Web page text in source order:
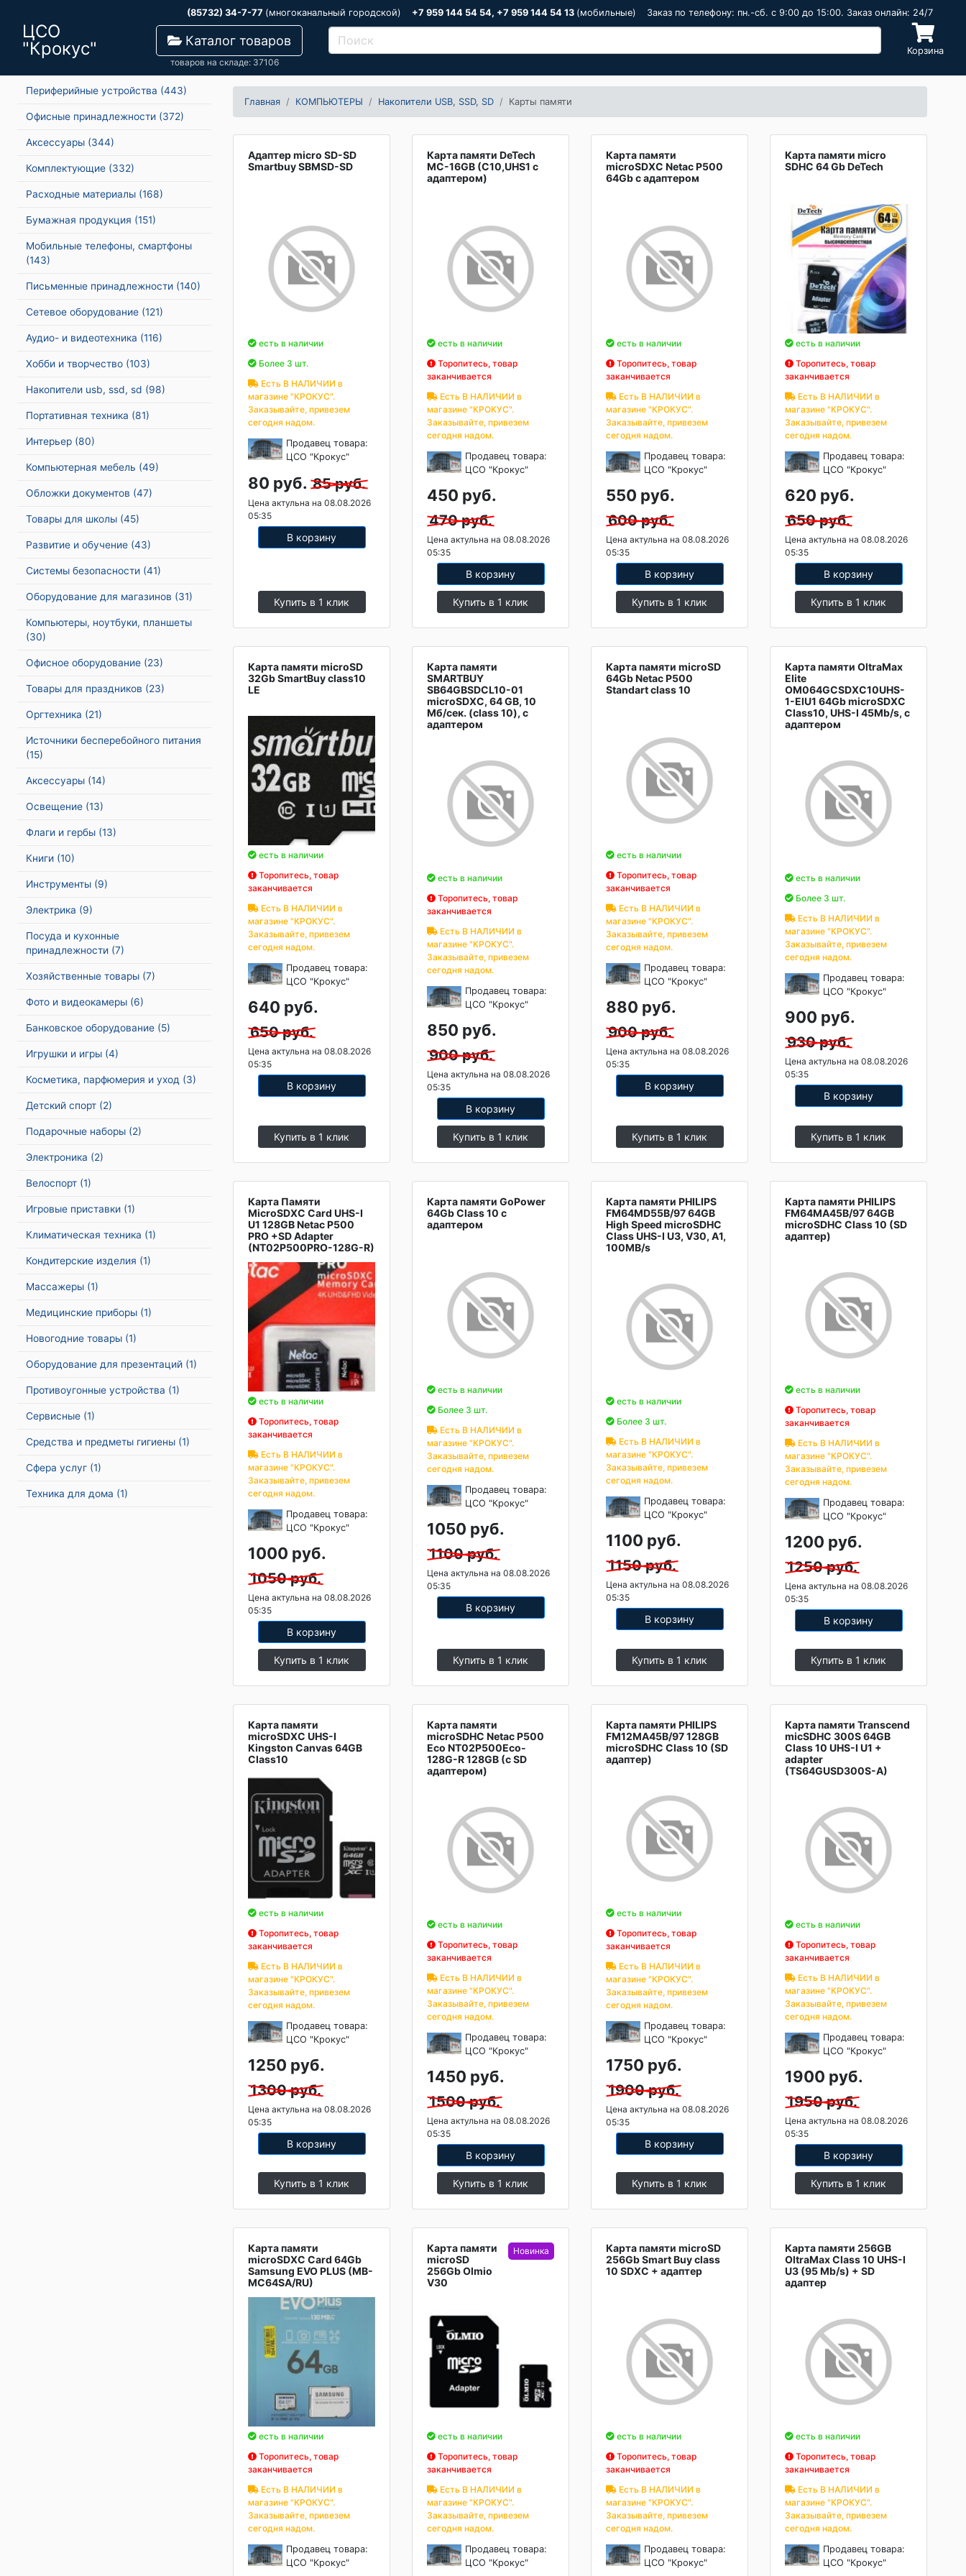
(85732) 34-7-77 (многоканальный городской) +7 959 144 54 54, +7 959 144 54 13 (мобильные) Заказ по телефону: пн.-сб. c 9:00 до 15:00. Заказ онлайн: 24/7
ЦСО
"Крокус"
Каталог товаров
товаров на складе: 37106
Корзина
Периферийные устройства (443)
Офисные принадлежности (372)
Аксессуары (344)
Комплектующие (332)
Расходные материалы (168)
Бумажная продукция (151)
Мобильные телефоны, смартфоны
(143)
Письменные принадлежности (140)
Сетевое оборудование (121)
Аудио- и видеотехника (116)
Хобби и творчество (103)
Накопители usb, ssd, sd (98)
Портативная техника (81)
Интерьер (80)
Компьютерная мебель (49)
Обложки документов (47)
Товары для школы (45)
Развитие и обучение (43)
Системы безопасности (41)
Оборудование для магазинов (31)
Компьютеры, ноутбуки, планшеты
(30)
Офисное оборудование (23)
Товары для праздников (23)
Оргтехника (21)
Источники бесперебойного питания
(15)
Аксессуары (14)
Освещение (13)
Флаги и гербы (13)
Книги (10)
Инструменты (9)
Электрика (9)
Посуда и кухонные
принадлежности (7)
Хозяйственные товары (7)
Фото и видеокамеры (6)
Банковское оборудование (5)
Игрушки и игры (4)
Косметика, парфюмерия и уход (3)
Детский спорт (2)
Подарочные наборы (2)
Электроника (2)
Велоспорт (1)
Игровые приставки (1)
Климатическая техника (1)
Кондитерские изделия (1)
Массажеры (1)
Медицинские приборы (1)
Новогодние товары (1)
Оборудование для презентаций (1)
Противоугонные устройства (1)
Сервисные (1)
Средства и предметы гигиены (1)
Сфера услуг (1)
Техника для дома (1)
Главная КОМПЬЮТЕРЫ Накопители USB, SSD, SD Карты памяти
Адаптер micro SD-SD
Smartbuy SBMSD-SD
есть в наличии
Более 3 шт.
Есть В НАЛИЧИИ в
магазине "КРОКУС".
Заказывайте, привезем
сегодня надом.
Продавец товара:
ЦСО "Крокус"
80 руб. 85 руб.
Цена актульна на 08.08.2026
05:35
В корзину
Купить в 1 клик
Карта памяти DeTech
MC-16GB (C10,UHS1 с
адаптером)
есть в наличии
Торопитесь, товар
заканчивается
Есть В НАЛИЧИИ в
магазине "КРОКУС".
Заказывайте, привезем
сегодня надом.
Продавец товара:
ЦСО "Крокус"
450 руб.
470 руб.
Цена актульна на 08.08.2026
05:35
В корзину
Купить в 1 клик
Карта памяти
microSDXC Netac P500
64Gb с адаптером
есть в наличии
Торопитесь, товар
заканчивается
Есть В НАЛИЧИИ в
магазине "КРОКУС".
Заказывайте, привезем
сегодня надом.
Продавец товара:
ЦСО "Крокус"
550 руб.
600 руб.
Цена актульна на 08.08.2026
05:35
В корзину
Купить в 1 клик
Карта памяти micro
SDHC 64 Gb DeTech
есть в наличии
Торопитесь, товар
заканчивается
Есть В НАЛИЧИИ в
магазине "КРОКУС".
Заказывайте, привезем
сегодня надом.
Продавец товара:
ЦСО "Крокус"
620 руб.
650 руб.
Цена актульна на 08.08.2026
05:35
В корзину
Купить в 1 клик
Карта памяти microSD
32Gb SmartBuy class10
LE
есть в наличии
Торопитесь, товар
заканчивается
Есть В НАЛИЧИИ в
магазине "КРОКУС".
Заказывайте, привезем
сегодня надом.
Продавец товара:
ЦСО "Крокус"
640 руб.
650 руб.
Цена актульна на 08.08.2026
05:35
В корзину
Купить в 1 клик
Карта памяти
SMARTBUY
SB64GBSDCL10-01
microSDXC, 64 GB, 10
Мб/сек. (class 10), с
адаптером
есть в наличии
Торопитесь, товар
заканчивается
Есть В НАЛИЧИИ в
магазине "КРОКУС".
Заказывайте, привезем
сегодня надом.
Продавец товара:
ЦСО "Крокус"
850 руб.
900 руб.
Цена актульна на 08.08.2026
05:35
В корзину
Купить в 1 клик
Карта памяти microSD
64Gb Netac P500
Standart class 10
есть в наличии
Торопитесь, товар
заканчивается
Есть В НАЛИЧИИ в
магазине "КРОКУС".
Заказывайте, привезем
сегодня надом.
Продавец товара:
ЦСО "Крокус"
880 руб.
900 руб.
Цена актульна на 08.08.2026
05:35
В корзину
Купить в 1 клик
Карта памяти OltraMax
Elite
OM064GCSDXC10UHS-
1-ElU1 64Gb microSDXC
Class10, UHS-I 45Mb/s, с
адаптером
есть в наличии
Более 3 шт.
Есть В НАЛИЧИИ в
магазине "КРОКУС".
Заказывайте, привезем
сегодня надом.
Продавец товара:
ЦСО "Крокус"
900 руб.
930 руб.
Цена актульна на 08.08.2026
05:35
В корзину
Купить в 1 клик
Карта Памяти
MicroSDXC Card UHS-I
U1 128GB Netac P500
PRO +SD Adapter
(NT02P500PRO-128G-R)
есть в наличии
Торопитесь, товар
заканчивается
Есть В НАЛИЧИИ в
магазине "КРОКУС".
Заказывайте, привезем
сегодня надом.
Продавец товара:
ЦСО "Крокус"
1000 руб.
1050 руб.
Цена актульна на 08.08.2026
05:35
В корзину
Купить в 1 клик
Карта памяти GoPower
64Gb Class 10 с
адаптером
есть в наличии
Более 3 шт.
Есть В НАЛИЧИИ в
магазине "КРОКУС".
Заказывайте, привезем
сегодня надом.
Продавец товара:
ЦСО "Крокус"
1050 руб.
1100 руб.
Цена актульна на 08.08.2026
05:35
В корзину
Купить в 1 клик
Карта памяти PHILIPS
FM64MD55B/97 64GB
High Speed microSDHC
Class UHS-I U3, V30, A1,
100MB/s
есть в наличии
Более 3 шт.
Есть В НАЛИЧИИ в
магазине "КРОКУС".
Заказывайте, привезем
сегодня надом.
Продавец товара:
ЦСО "Крокус"
1100 руб.
1150 руб.
Цена актульна на 08.08.2026
05:35
В корзину
Купить в 1 клик
Карта памяти PHILIPS
FM64MA45B/97 64GB
microSDHC Class 10 (SD
адаптер)
есть в наличии
Торопитесь, товар
заканчивается
Есть В НАЛИЧИИ в
магазине "КРОКУС".
Заказывайте, привезем
сегодня надом.
Продавец товара:
ЦСО "Крокус"
1200 руб.
1250 руб.
Цена актульна на 08.08.2026
05:35
В корзину
Купить в 1 клик
Карта памяти
microSDXC UHS-I
Kingston Canvas 64GB
Class10
есть в наличии
Торопитесь, товар
заканчивается
Есть В НАЛИЧИИ в
магазине "КРОКУС".
Заказывайте, привезем
сегодня надом.
Продавец товара:
ЦСО "Крокус"
1250 руб.
1300 руб.
Цена актульна на 08.08.2026
05:35
В корзину
Купить в 1 клик
Карта памяти
microSDHC Netac P500
Eco NT02P500Eco-
128G-R 128GB (с SD
адаптером)
есть в наличии
Торопитесь, товар
заканчивается
Есть В НАЛИЧИИ в
магазине "КРОКУС".
Заказывайте, привезем
сегодня надом.
Продавец товара:
ЦСО "Крокус"
1450 руб.
1500 руб.
Цена актульна на 08.08.2026
05:35
В корзину
Купить в 1 клик
Карта памяти PHILIPS
FM12MA45B/97 128GB
microSDHC Class 10 (SD
адаптер)
есть в наличии
Торопитесь, товар
заканчивается
Есть В НАЛИЧИИ в
магазине "КРОКУС".
Заказывайте, привезем
сегодня надом.
Продавец товара:
ЦСО "Крокус"
1750 руб.
1900 руб.
Цена актульна на 08.08.2026
05:35
В корзину
Купить в 1 клик
Карта памяти Transcend
micSDHC 300S 64GB
Class 10 UHS-I U1 +
adapter
(TS64GUSD300S-A)
есть в наличии
Торопитесь, товар
заканчивается
Есть В НАЛИЧИИ в
магазине "КРОКУС".
Заказывайте, привезем
сегодня надом.
Продавец товара:
ЦСО "Крокус"
1900 руб.
1950 руб.
Цена актульна на 08.08.2026
05:35
В корзину
Купить в 1 клик
Карта памяти
microSDXC Card 64Gb
Samsung EVO PLUS (MB-
MC64SA/RU)
есть в наличии
Торопитесь, товар
заканчивается
Есть В НАЛИЧИИ в
магазине "КРОКУС".
Заказывайте, привезем
сегодня надом.
Продавец товара:
ЦСО "Крокус"
Карта памяти
microSD
256Gb Olmio
V30
есть в наличии
Торопитесь, товар
заканчивается
Есть В НАЛИЧИИ в
магазине "КРОКУС".
Заказывайте, привезем
сегодня надом.
Продавец товара:
ЦСО "Крокус"
Карта памяти microSD
256Gb Smart Buy class
10 SDXC + адаптер
есть в наличии
Торопитесь, товар
заканчивается
Есть В НАЛИЧИИ в
магазине "КРОКУС".
Заказывайте, привезем
сегодня надом.
Продавец товара:
ЦСО "Крокус"
Карта памяти 256GB
OltraMax Class 10 UHS-I
U3 (95 Mb/s) + SD
адаптер
есть в наличии
Торопитесь, товар
заканчивается
Есть В НАЛИЧИИ в
магазине "КРОКУС".
Заказывайте, привезем
сегодня надом.
Продавец товара:
ЦСО "Крокус"